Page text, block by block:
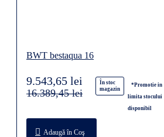
BWT bestaqua 16
În stoc
magazin
*Promotie in
limita stocului
disponibil
9.543,65 lei
16.389,45 lei
Adaugă în Coş